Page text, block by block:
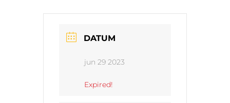
DATUM
jun 29 2023
Expired!